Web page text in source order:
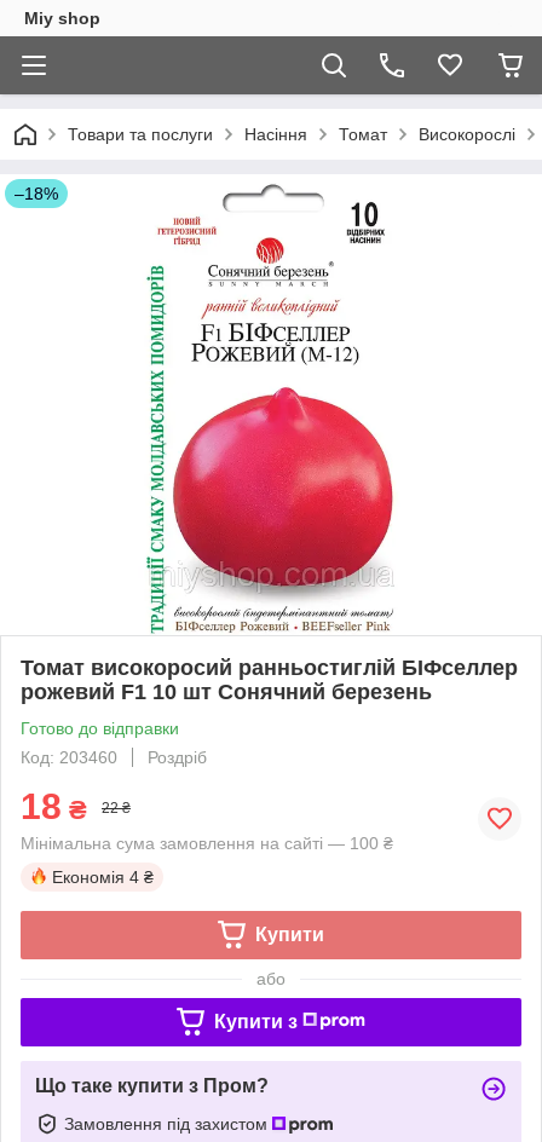
Miy shop
Товари та послуги Насіння Томат Високорослі
–18%
Томат високоросий ранньостиглій БІФселлер
рожевий F1 10 шт Сонячний березень
Готово до відправки
Код: 203460
Роздріб
18 ₴ 22 ₴
Мінімальна сума замовлення на сайті — 100 ₴
Економія 4 ₴
Купити
або
Купити з
Що таке купити з Пром?
Замовлення під захистом